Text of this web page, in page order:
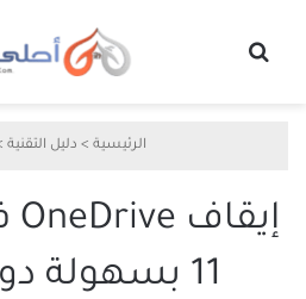
الرئيسية > دليل التقنية
11 بسهولة